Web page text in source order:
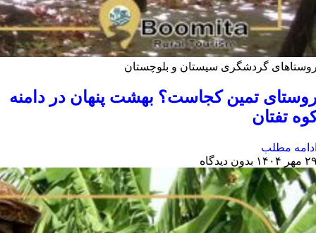
گردشگری سیستان و بلوچستان
تمین کجاست؟ بهشت پنهان در دامنه
تفتان
مطلب
۱۴۰۴
بدون دیدگاه